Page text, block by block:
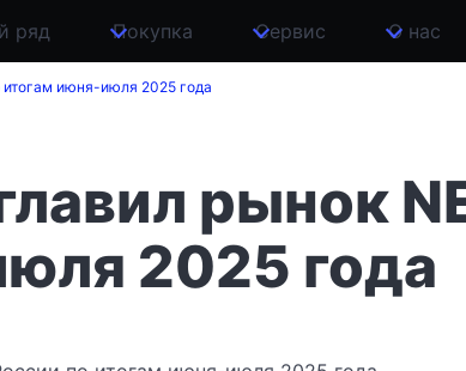
ряд Покупка Сервис О нас
итогам июня-июля 2025 года
рынок
2025 года